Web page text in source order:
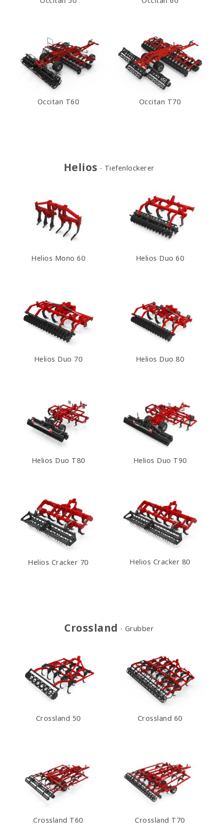
Occitan T60 Occitan T70
Helios Tiefenlockerer
Helios Mono 60 Helios Duo 60
Helios Duo 70 Helios Duo 80
Helios Duo T80 Helios Duo T90
Helios Cracker 70 Helios Cracker 80
Crossland Grubber
Crossland 50 Crossland 60
Crossland T60 Crossland T70